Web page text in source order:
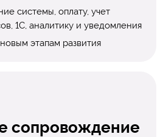
системы, оплату, учет
1С, аналитику и уведомления
этапам развития
сопровождение